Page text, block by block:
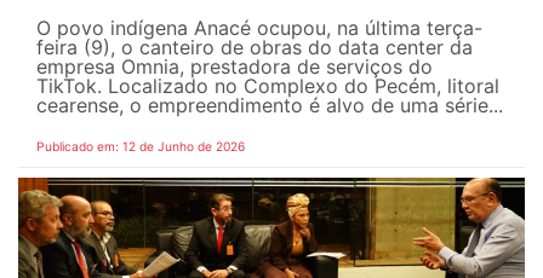
O povo indígena Anacé ocupou, na última terça-
feira (9), o canteiro de obras do data center da
empresa Omnia, prestadora de serviços do
TikTok. Localizado no Complexo do Pecém, litoral
cearense, o empreendimento é alvo de uma série...
Publicado em: 12 de Junho de 2026